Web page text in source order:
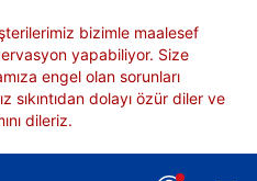
bizimle maalesef
yapabiliyor. Size
engel olan sorunları
sıkıntıdan dolayı özür diler ve
dileriz.